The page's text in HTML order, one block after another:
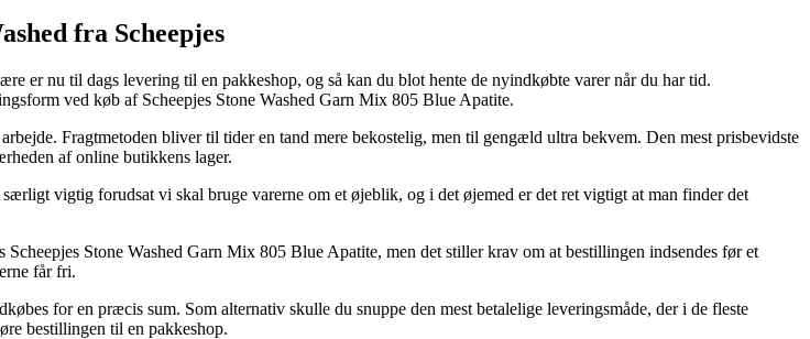
fra Scheepjes
er nu til dags levering til en pakkeshop, og så kan du blot hente de nyindkøbte varer når du har tid.
ved køb af Scheepjes Stone Washed Garn Mix 805 Blue Apatite.
Fragtmetoden bliver til tider en tand mere bekostelig, men til gengæld ultra bekvem. Den mest prisbevidste
af online butikkens lager.
vigtig forudsat vi skal bruge varerne om et øjeblik, og i det øjemed er det ret vigtigt at man finder det
Stone Washed Garn Mix 805 Blue Apatite, men det stiller krav om at bestillingen indsendes før et
får fri.
for en præcis sum. Som alternativ skulle du snuppe den mest betalelige leveringsmåde, der i de fleste
bestillingen til en pakkeshop.